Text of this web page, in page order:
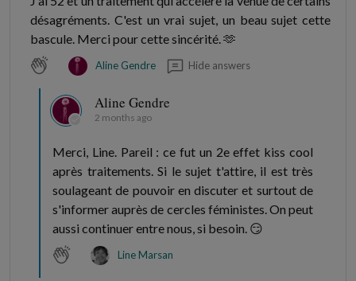
désagréments. C'est un vrai sujet, un beau sujet cette
bascule. Merci pour cette sincérité. 🫶
Aline Gendre Hide answers
Aline Gendre
2 months ago
Merci, Line. Pareil : ce fut un 2e effet kiss cool
après traitements. Si le sujet t'attire, il est très
soulageant de pouvoir en discuter et surtout de
s'informer auprès de cercles féministes. On peut
aussi continuer entre nous, si besoin. 😏
Line Marsan